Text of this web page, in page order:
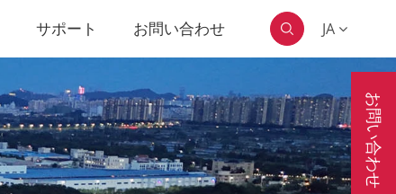
サポート お問い合わせ  JA
お問い合わせ